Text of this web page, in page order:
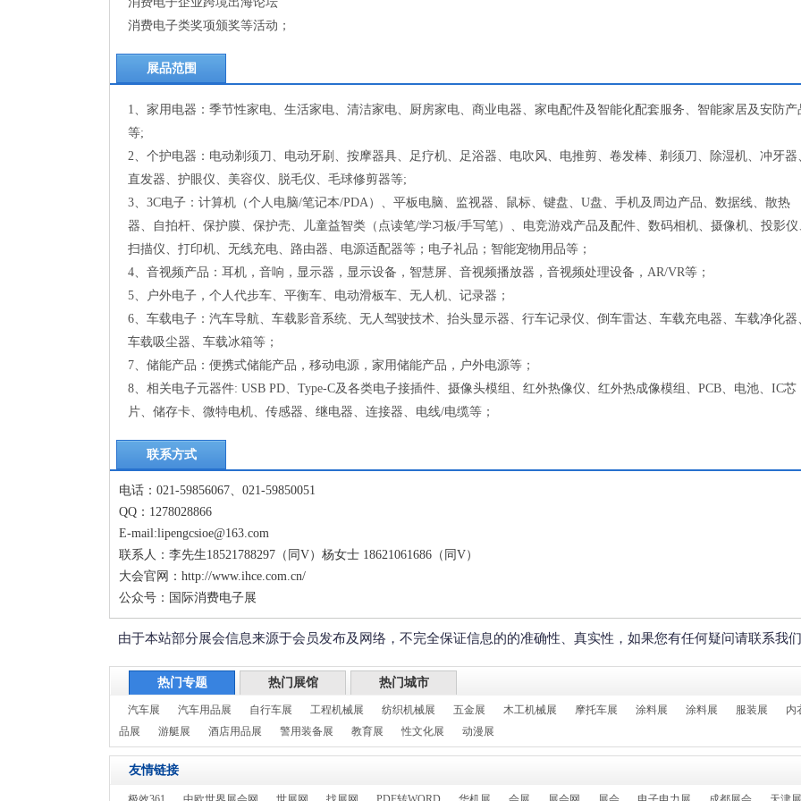
消费电子类奖项颁奖等活动；
展品范围
1、家用电器：季节性家电、生活家电、清洁家电、厨房家电、商业电器、家电配件及智能化配套服务、智能家居及安防产
等;
2、个护电器：电动剃须刀、电动牙刷、按摩器具、足疗机、足浴器、电吹风、电推剪、卷发棒、剃须刀、除湿机、冲牙器
直发器、护眼仪、美容仪、脱毛仪、毛球修剪器等;
3、3C电子：计算机（个人电脑/笔记本/PDA）、平板电脑、监视器、鼠标、键盘、U盘、手机及周边产品、数据线、散热
器、自拍杆、保护膜、保护壳、儿童益智类（点读笔/学习板/手写笔）、电竞游戏产品及配件、数码相机、摄像机、投影仪
扫描仪、打印机、无线充电、路由器、电源适配器等；电子礼品；智能宠物用品等；
4、音视频产品：耳机，音响，显示器，显示设备，智慧屏、音视频播放器，音视频处理设备，AR/VR等；
5、户外电子，个人代步车、平衡车、电动滑板车、无人机、记录器；
6、车载电子：汽车导航、车载影音系统、无人驾驶技术、抬头显示器、行车记录仪、倒车雷达、车载充电器、车载净化器
车载吸尘器、车载冰箱等；
7、储能产品：便携式储能产品，移动电源，家用储能产品，户外电源等；
8、相关电子元器件: USB PD、Type-C及各类电子接插件、摄像头模组、红外热像仪、红外热成像模组、PCB、电池、IC芯
片、储存卡、微特电机、传感器、继电器、连接器、电线/电缆等；
联系方式
电话：021-59856067、021-59850051
QQ：1278028866
E-mail:lipengcsioe@163.com
联系人：李先生18521788297（同V）杨女士 18621061686（同V）
大会官网：http://www.ihce.com.cn/
公众号：国际消费电子展
由于本站部分展会信息来源于会员发布及网络，不完全保证信息的的准确性、真实性，如果您有任何疑问请联系我们
热门专题 热门展馆 热门城市
汽车展 汽车用品展 自行车展 工程机械展 纺织机械展 五金展 木工机械展 摩托车展 涂料展 涂料展 服装展 内
品展
游艇展 酒店用品展 警用装备展 教育展 性文化展 动漫展
友情链接